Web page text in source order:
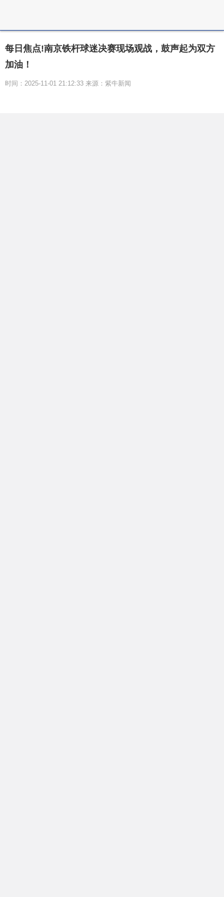
每日焦点!南京铁杆球迷决赛现场观战，鼓声起为双方
加油！
时间：2025-11-01 21:12:33 来源：紫牛新闻